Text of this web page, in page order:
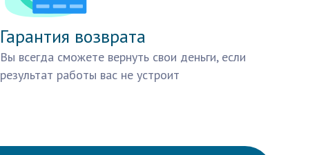
Гарантия возврата
Вы всегда сможете вернуть свои деньги, если
результат работы вас не устроит